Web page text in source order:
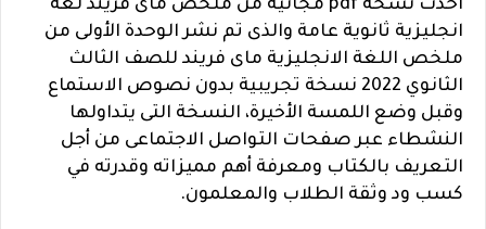
احدث نسخة pdf مجانية من ملخص ماى فريند لغة
انجليزية ثانوية عامة والذى تم نشرالوحدة الأولى من
ملخص اللغة الانجليزية ماى فريند للصف الثالث
الثانوي 2022 نسخة تجريبية بدون نصوص الاستماع
وقبل وضع اللمسة الأخيرة، النسخة التى يتداولها
النشطاء عبر صفحات التواصل الاجتماعى من أجل
التعريف بالكتاب ومعرفة أهم مميزاته وقدرته في
كسب ود وثقة الطلاب والمعلمون.